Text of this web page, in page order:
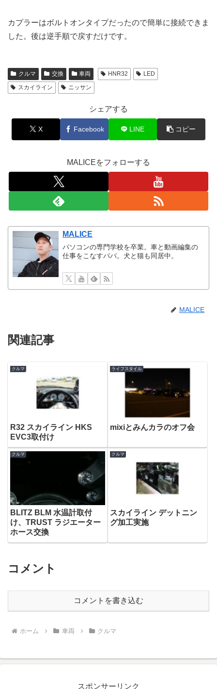
カプラーはボルトオンタイプだったので簡単に接続できま
した。後は逆手順で戻すだけです。
クルマ 交換 車両 HNR32
LED
スカイライン
ニッサン
シェアする
X Facebook LINE コピー
MALICEをフォローする
MALICE
パソコンの専門学校を卒業。車と動画編集の
仕事をこなすパパ。犬と猫も同居中。
MALICE
関連記事
クルマ
R32 スカイライン HKS
EVC3取付け
ライフスタイル
mixiとみんカラのオフ会
クルマ
BLITZ BLM 水温計取付
け、TRUST ラジエーター
ホース交換
クルマ
スカイライン デットニン
グ加工実施
コメント
コメントを書き込む
ホーム 車両 クルマ
スポンサーリンク